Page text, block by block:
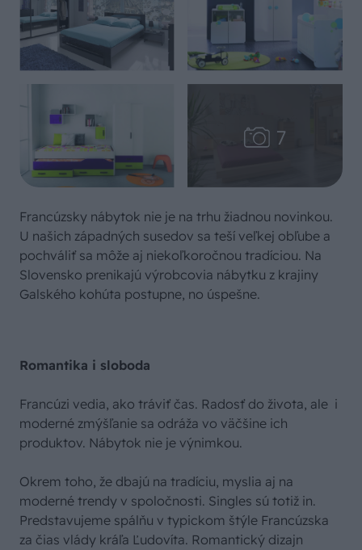
Francúzsky nábytok nie je na trhu žiadnou novinkou.
U našich západných susedov sa teší veľkej obľube a
pochváliť sa môže aj niekoľkoročnou tradíciou. Na
Slovensko prenikajú výrobcovia nábytku z krajiny
Galského kohúta postupne, no úspešne.
Romantika i sloboda
Francúzi vedia, ako tráviť čas. Radosť do života, ale i
moderné zmýšľanie sa odráža vo väčšine ich
produktov. Nábytok nie je výnimkou.
Okrem toho, že dbajú na tradíciu, myslia aj na
moderné trendy v spoločnosti. Singles sú totiž in.
Predstavujeme spálňu v typickom štýle Francúzska
za čias vlády kráľa Ľudovíta. Romantický dizajn